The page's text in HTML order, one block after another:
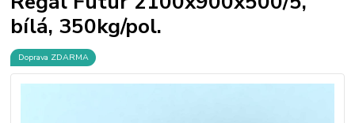
bílá, 350kg/pol.
Doprava ZDARMA